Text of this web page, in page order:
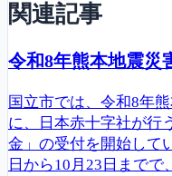
関連記事
令和8年熊本地震災
国立市では、令和8年
に、日本赤十字社が行
金」の受付を開始して
日から10月23日まで